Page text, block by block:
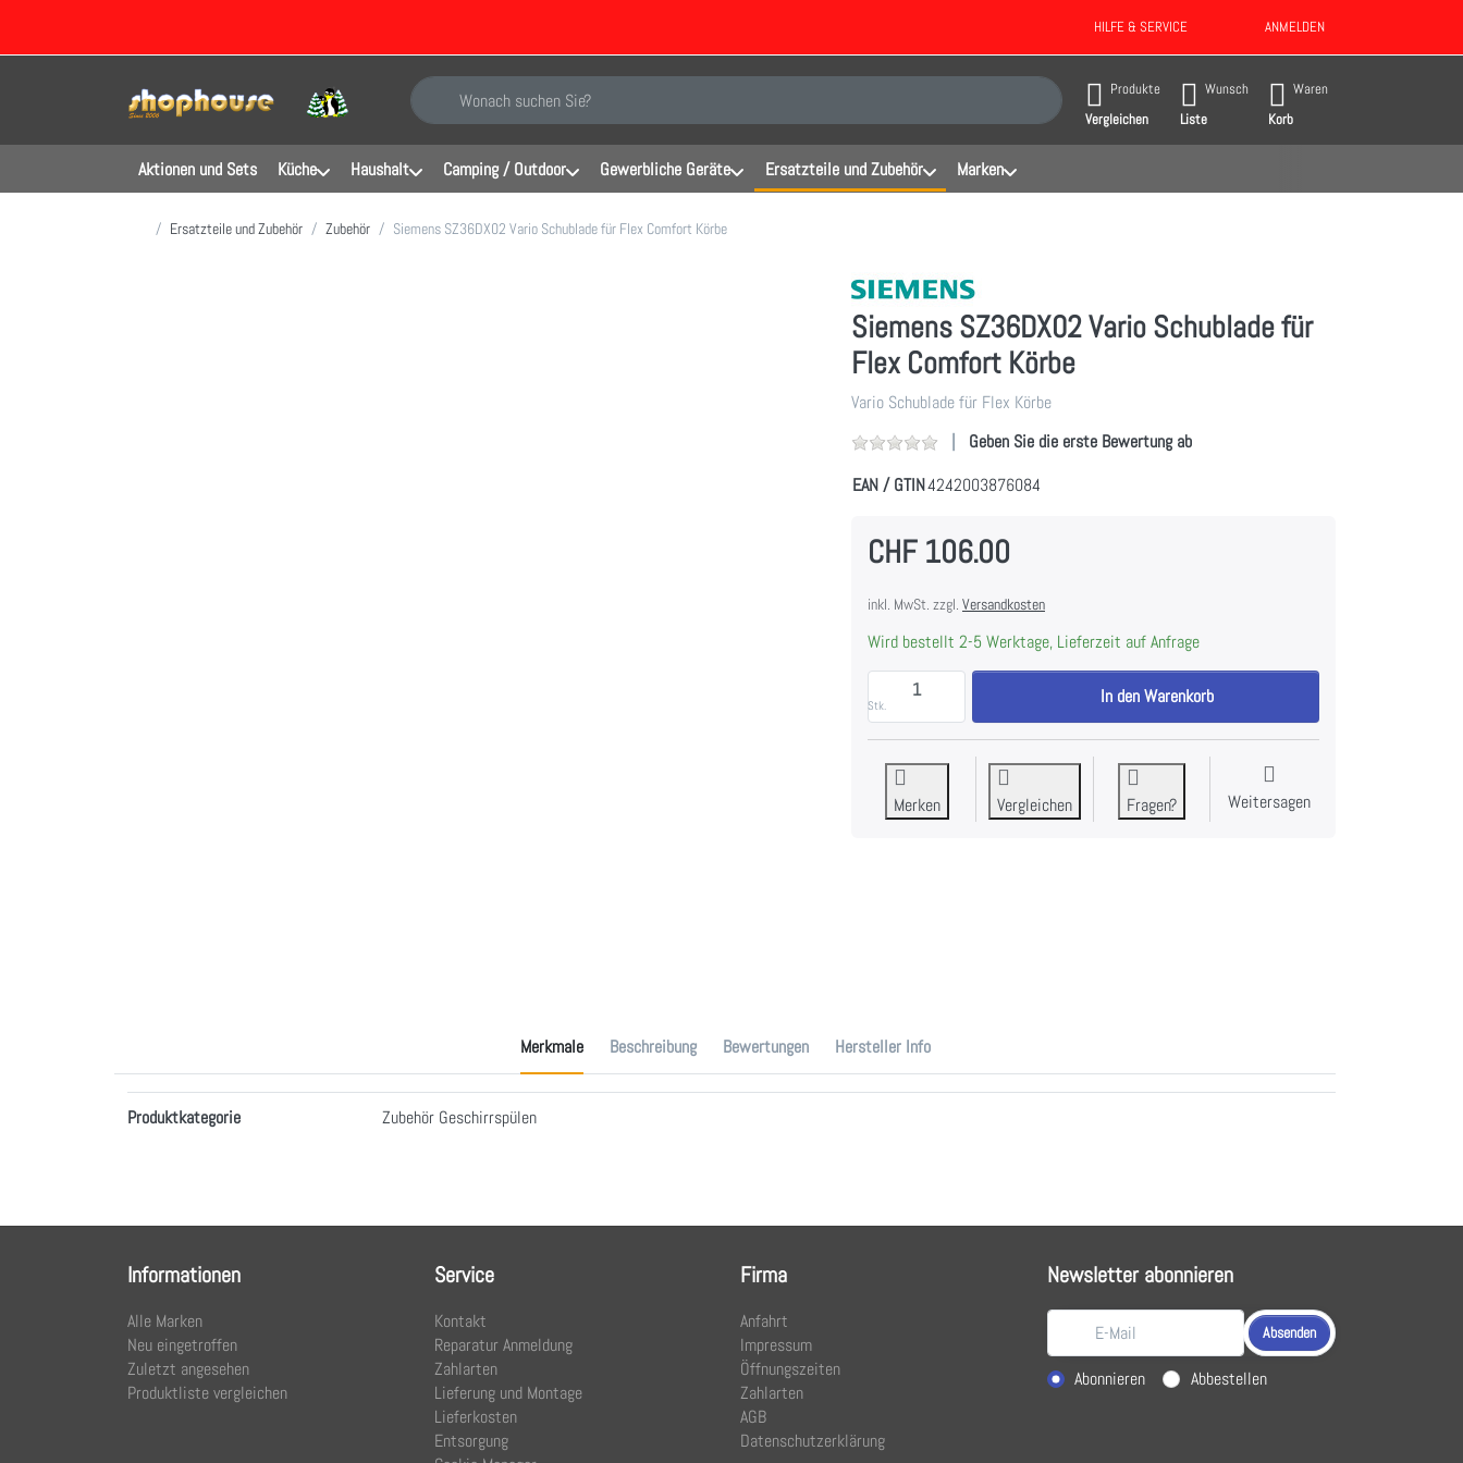
HILFE & SERVICE ANMELDEN
Geben Sie einen Suchbegriff ein. Während Sie tippen, erscheinen automatisch erste Ergebnisse. Drücken Sie die Eingabetaste, um alle Ergebnisse aufzurufen.
Produkte
Vergleichen
Wunsch
Liste
Waren
Korb
Aktionen und Sets Küche Haushalt Camping / Outdoor Gewerbliche Geräte Ersatzteile und Zubehör Marken
Startseite
Ersatzteile und Zubehör Zubehör Siemens SZ36DX02 Vario Schublade für Flex Comfort Körbe
Siemens SZ36DX02 Vario Schublade für
Flex Comfort Körbe
Vario Schublade für Flex Körbe
Geben Sie die erste Bewertung ab
EAN / GTIN4242003876084
CHF 106.00
inkl. MwSt. zzgl. Versandkosten
Wird bestellt 2-5 Werktage, Lieferzeit auf Anfrage
Stk.
Siemens SZ36DX02 Vario Schublade für Flex Comfort Körbe zu CHF
In den Warenkorb
Merken Vergleichen Fragen? Weitersagen
Merkmale Beschreibung Bewertungen Hersteller Info
Produktkategorie Zubehör Geschirrspülen
Informationen
Alle Marken
Neu eingetroffen
Zuletzt angesehen
Produktliste vergleichen
Service
Kontakt
Reparatur Anmeldung
Zahlarten
Lieferung und Montage
Lieferkosten
Entsorgung
Firma
Anfahrt
Impressum
Öffnungszeiten
Zahlarten
AGB
Datenschutzerklärung
Newsletter abonnieren
Absenden
Aktion wählen
Abonnieren Abbestellen